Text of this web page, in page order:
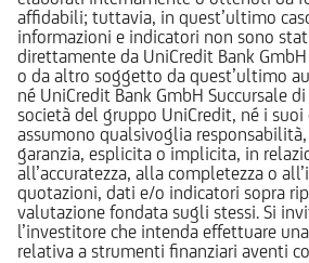
affidabili; tuttavia, in quest’ultimo
informazioni e indicatori non sono
direttamente da UniCredit Bank
o da altro soggetto da quest’ultimo
né UniCredit Bank GmbH Succursale
società del gruppo UniCredit, né i
assumono qualsivoglia
garanzia, esplicita o implicita, in
all’accuratezza, alla completezza o
quotazioni, dati e/o indicatori sopra
valutazione fondata sugli stessi. Si
l’investitore che intenda effettuare
relativa a strumenti finanziari aventi